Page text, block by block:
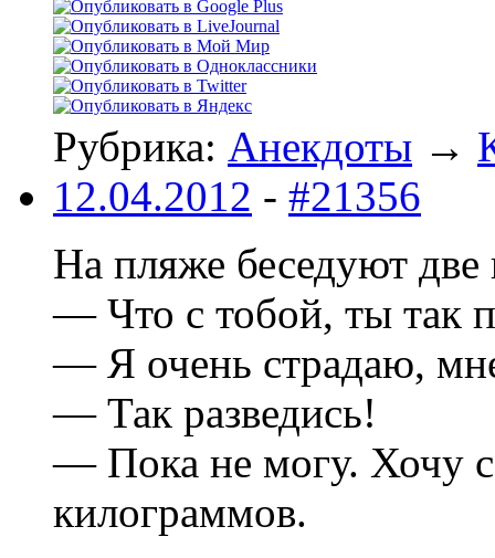
Рубрика: Анекдоты →
12.04.2012 - #21356
Hа пляже беседуют две
— Что с тобой, ты так
— Я очень стpадаю,
— Так pазведись!
— Пока не могу. Хочу
килогpаммов.